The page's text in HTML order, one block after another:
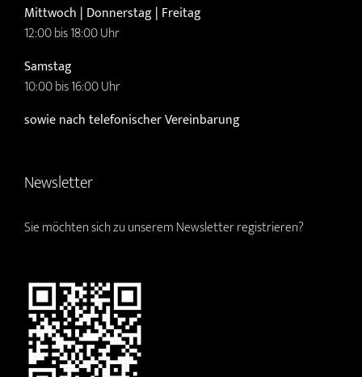
Mittwoch | Donnerstag | Freitag
12:00 bis 18:00 Uhr
Samstag
10:00 bis 16:00 Uhr
sowie nach telefonischer Vereinbarung
Newsletter
Sie möchten sich zu unserem Newsletter registrieren?